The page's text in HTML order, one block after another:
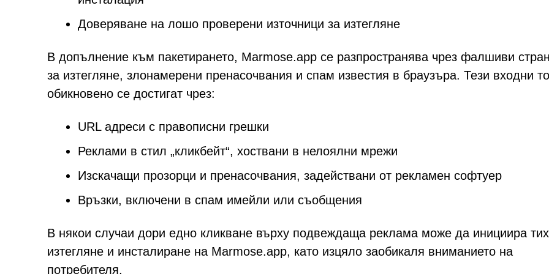
Доверяване на лошо проверени източници за изтегляне
В допълнение към пакетирането, Marmose.app се разпространява чрез фалшиви
за изтегляне, злонамерени пренасочвания и спам известия в браузъра. Тези входни
обикновено се достигат чрез:
URL адреси с правописни грешки
Реклами в стил „кликбейт“, хоствани в нелоялни мрежи
Изскачащи прозорци и пренасочвания, задействани от рекламен софтуер
Връзки, включени в спам имейли или съобщения
В някои случаи дори едно кликване върху подвеждаща реклама може да инициира
изтегляне и инсталиране на Marmose.app, като изцяло заобикаля вниманието на
потребителя.